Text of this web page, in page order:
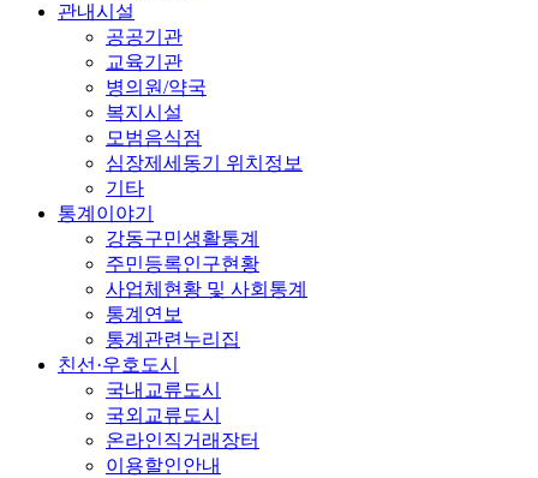
관내시설
공공기관
교육기관
병의원/약국
복지시설
모범음식점
심장제세동기 위치정보
기타
통계이야기
강동구민생활통계
주민등록인구현황
사업체현황 및 사회통계
통계연보
통계관련누리집
친선·우호도시
국내교류도시
국외교류도시
온라인직거래장터
이용할인안내